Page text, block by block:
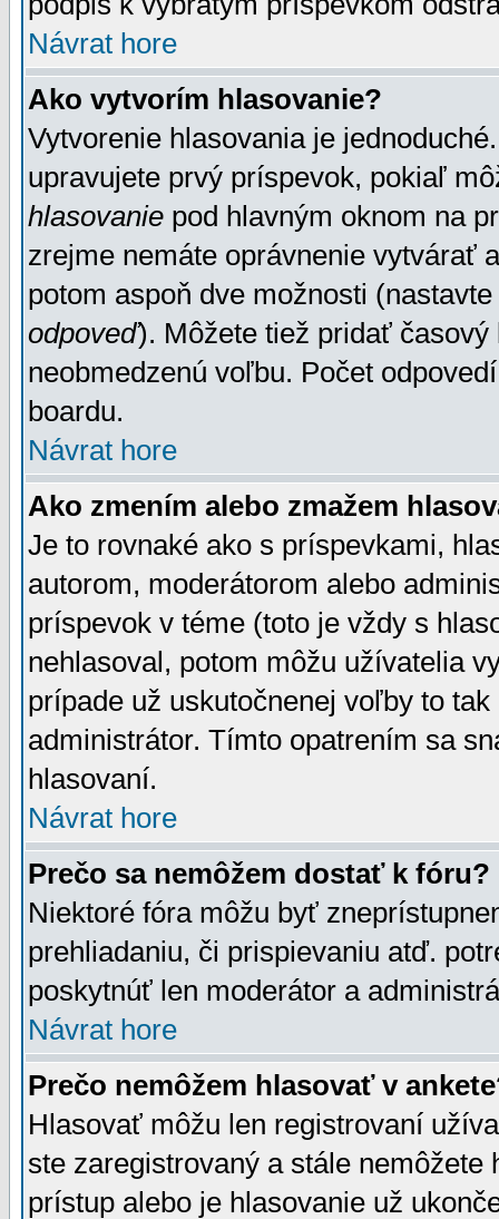
Návrat hore
Ako vytvorím hlasovanie?
Vytvorenie hlasovania je
upravujete prvý príspevok, pokiaľ
hlasovanie pod hlavným oknom na
zrejme nemáte oprávnenie vytvárať
potom aspoň dve možnosti
odpoveď). Môžete tiež pridať
neobmedzenú voľbu. Počet
boardu.
Návrat hore
Ako zmením alebo zmažem
Je to rovnaké ako s príspevkami,
autorom, moderátorom alebo
príspevok v téme (toto je vždy s
nehlasoval, potom môžu užívatelia
prípade už uskutočnenej voľby to
administrátor. Tímto opatrením sa
hlasovaní.
Návrat hore
Prečo sa nemôžem dostať k fóru?
Niektoré fóra môžu byť
prehliadaniu, či prispievaniu atď.
poskytnúť len moderátor a
Návrat hore
Prečo nemôžem hlasovať v
Hlasovať môžu len registrovaní
ste zaregistrovaný a stále
prístup alebo je hlasovanie už